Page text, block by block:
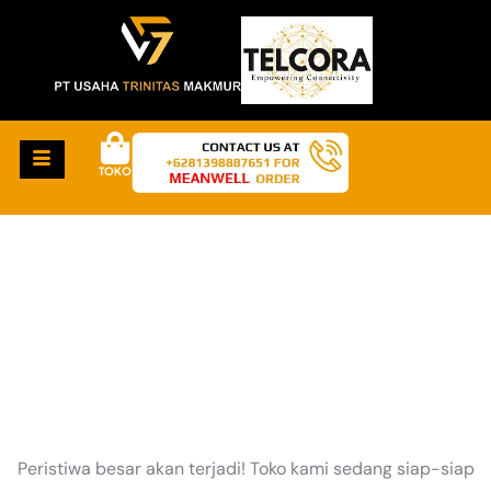
TOKO
Peristiwa besar akan terjadi! Toko kami sedang siap-siap